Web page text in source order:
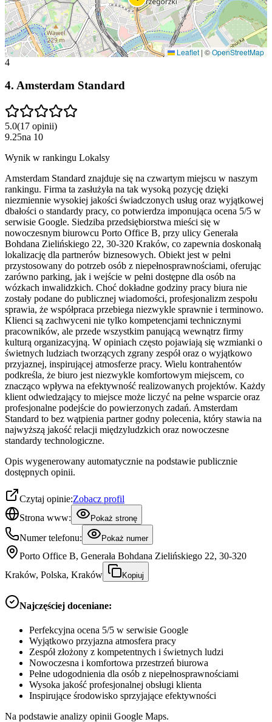
Leaflet | ©OpenStreetMap
4
4. Amsterdam Standard
5.0(17 opinii)
9.25na 10
Wynik w rankingu Lokalsy
Amsterdam Standard znajduje się na czwartym miejscu w naszym
rankingu. Firma ta zasłużyła na tak wysoką pozycję dzięki
niezmiennie wysokiej jakości świadczonych usług oraz wyjątkowej
dbałości o standardy pracy, co potwierdza imponująca ocena 5/5 w
serwisie Google. Siedziba przedsiębiorstwa mieści się w
nowoczesnym biurowcu Porto Office B, przy ulicy Generała
Bohdana Zielińskiego 22, 30-320 Kraków, co zapewnia doskonałą
lokalizację dla partnerów biznesowych. Obiekt jest w pełni
przystosowany do potrzeb osób z niepełnosprawnościami, oferując
zarówno parking, jak i wejście w pełni dostępne dla osób na
wózkach inwalidzkich. Choć dokładne godziny pracy biura nie
zostały podane do publicznej wiadomości, profesjonalizm zespołu
sprawia, że współpraca przebiega niezwykle sprawnie i terminowo.
Klienci są zachwyceni nie tylko kompetencjami technicznymi
pracowników, ale przede wszystkim panującą wewnątrz firmy
kulturą organizacyjną. W opiniach często pojawiają się wzmianki o
świetnych ludziach tworzących zgrany zespół oraz o wyjątkowo
przyjaznej, inspirującej atmosferze pracy. Wielu kontrahentów
podkreśla, że biuro jest niezwykle komfortowym miejscem, co
znacząco wpływa na efektywność realizowanych projektów. Każdy
klient odwiedzający to miejsce może liczyć na pełne wsparcie oraz
profesjonalne podejście do powierzonych zadań. Amsterdam
Standard to bez wątpienia partner godny polecenia, który stawia na
najwyższą jakość relacji międzyludzkich oraz nowoczesne
standardy technologiczne.
Opis wygenerowany automatycznie na podstawie publicznie
dostępnych opinii.
Czytaj opinie:Zobacz profil
Strona www:
Pokaż stronę
Numer telefonu: Pokaż numer
Porto Office B, Generała Bohdana Zielińskiego 22, 30-320
Kraków, Polska, Kraków
Kopiuj
Najczęściej doceniane:
Perfekcyjna ocena 5/5 w serwisie Google
Wyjątkowo przyjazna atmosfera pracy
Zespół złożony z kompetentnych i świetnych ludzi
Nowoczesna i komfortowa przestrzeń biurowa
Pełne udogodnienia dla osób z niepełnosprawnościami
Wysoka jakość profesjonalnej obsługi klienta
Inspirujące środowisko sprzyjające efektywności
Na podstawie analizy opinii Google Maps.